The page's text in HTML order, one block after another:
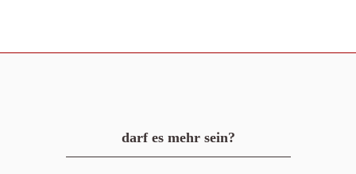
darf es mehr sein?